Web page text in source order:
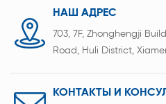
НАШ АДРЕС
703, 7F, Zhonghengji
Road, Huli District,
КОНТАКТЫ И